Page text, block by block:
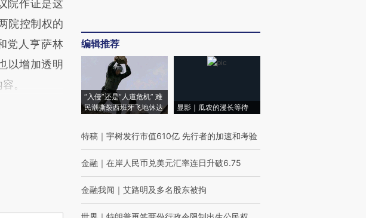
作证是这
院控制权的
党人亨萨林
以增加透明
。
编辑推荐
“入侵”还是“人道危机” 难
民潮撕裂西班牙飞地休达
显影｜瓜农的漫长等待
特稿 ｜ 宇树发行市值610亿 先行者的加速和考验
金融 ｜ 在岸人民币兑美元汇率连日升破6.75
金融我闻 ｜ 艾路明及多名股东被拘